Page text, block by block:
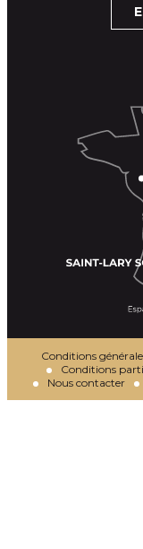
Conditions
Conditions
Nous contacter